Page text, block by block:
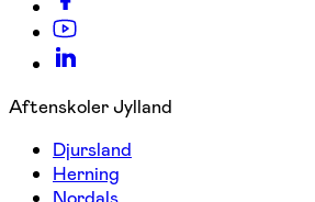
Aftenskoler Jylland
Djursland
Herning